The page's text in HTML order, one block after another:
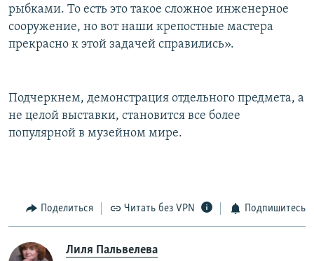
рыбками. То есть это такое сложное инженерное
сооружение, но вот наши крепостные мастера
прекрасно к этой задачей справились».
Подчеркнем, демонстрация отдельного предмета, а
не целой выставки, становится все более
популярной в музейном мире.
Поделиться Читать без VPN Подпишитесь
Лиля Пальвелева